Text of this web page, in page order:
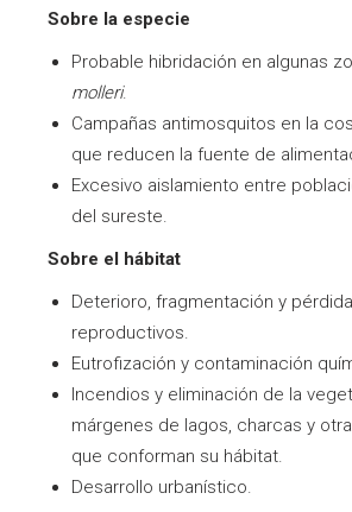
Sobre la especie
Probable hibridación en algunas
molleri.
Campañas antimosquitos en la
que reducen la fuente de
Excesivo aislamiento entre
del sureste.
Sobre el hábitat
Deterioro, fragmentación y
reproductivos.
Eutrofización y contaminación
Incendios y eliminación de la
márgenes de lagos, charcas y
que conforman su hábitat.
Desarrollo urbanístico.